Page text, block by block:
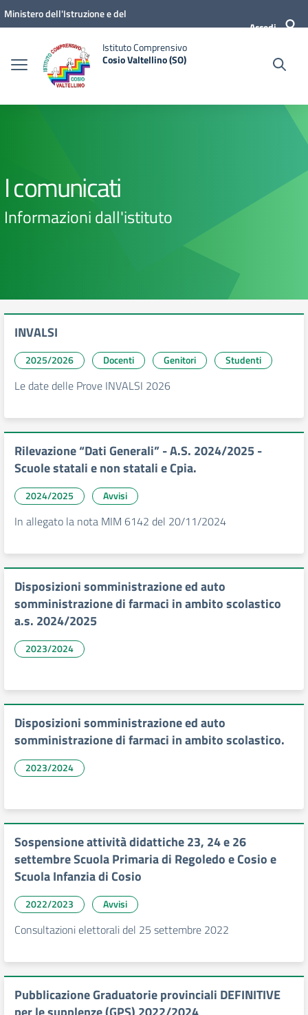
Vai ai contenuti
Vai al menu di navigazione
Vai al footer
Ministero dell'Istruzione e del
Accedi
Istituto Comprensivo
Cosio Valtellino (SO)
I comunicati
Informazioni dall'istituto
INVALSI
2025/2026 Docenti Genitori Studenti
Le date delle Prove INVALSI 2026
Rilevazione “Dati Generali” - A.S. 2024/2025 -
Scuole statali e non statali e Cpia.
2024/2025 Avvisi
In allegato la nota MIM 6142 del 20/11/2024
Disposizioni somministrazione ed auto
somministrazione di farmaci in ambito scolastico
a.s. 2024/2025
2023/2024
Disposizioni somministrazione ed auto
somministrazione di farmaci in ambito scolastico.
2023/2024
Sospensione attività didattiche 23, 24 e 26
settembre Scuola Primaria di Regoledo e Cosio e
Scuola Infanzia di Cosio
2022/2023 Avvisi
Consultazioni elettorali del 25 settembre 2022
Pubblicazione Graduatorie provinciali DEFINITIVE